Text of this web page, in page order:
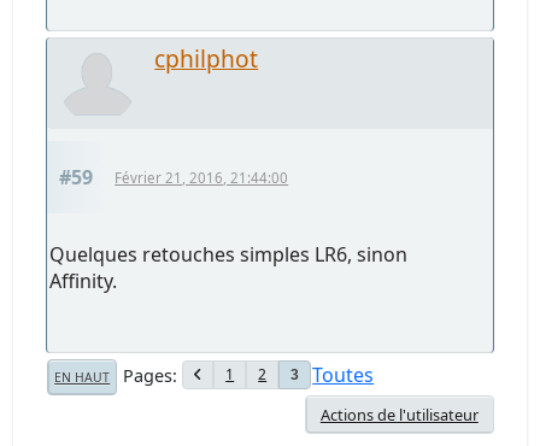
cphilphot
#59 Février 21, 2016, 21:44:00
Quelques retouches simples LR6, sinon
Affinity.
EN HAUT Pages 1 2 3 Toutes
Actions de l'utilisateur